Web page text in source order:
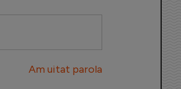
Am uitat parola